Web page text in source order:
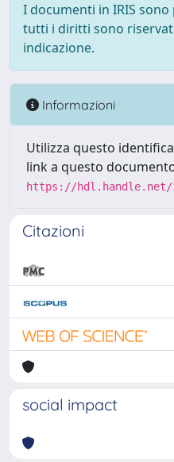
I documenti in IRIS
tutti i diritti sono
indicazione.
Informazioni
Utilizza questo
link a questo
https://hdl.handle.net/
Citazioni
social impact